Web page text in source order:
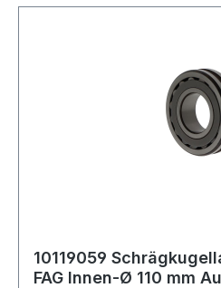
10119059
FAG Innen-Ø 110 mm